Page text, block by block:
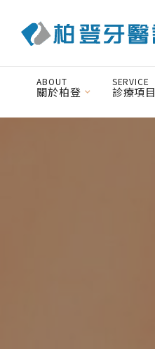
關於柏登
ABOUT
診療項目
SERVICE